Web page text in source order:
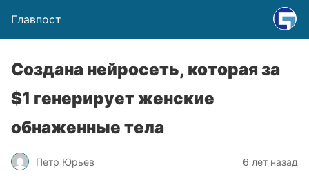
Главпост
Создана нейросеть, которая за
$1 генерирует женские
обнаженные тела
Петр Юрьев 6 лет назад